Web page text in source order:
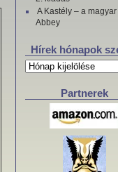
A Kastély – a
Abbey
Hírek hónapok
Hírek
hónapok
Partnerek